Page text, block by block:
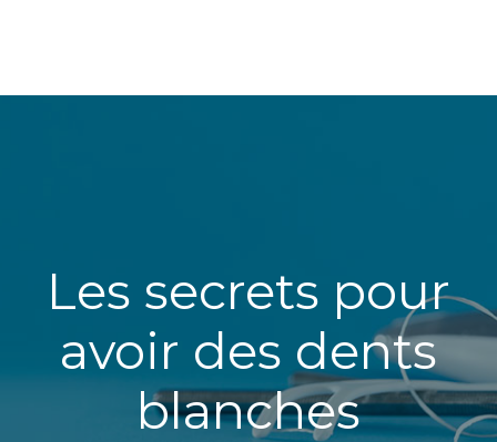
Les secrets pour
avoir des dents
blanches